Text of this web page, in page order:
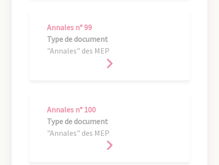
Annales n° 99
Type de document
"Annales" des MEP
Annales n° 100
Type de document
"Annales" des MEP